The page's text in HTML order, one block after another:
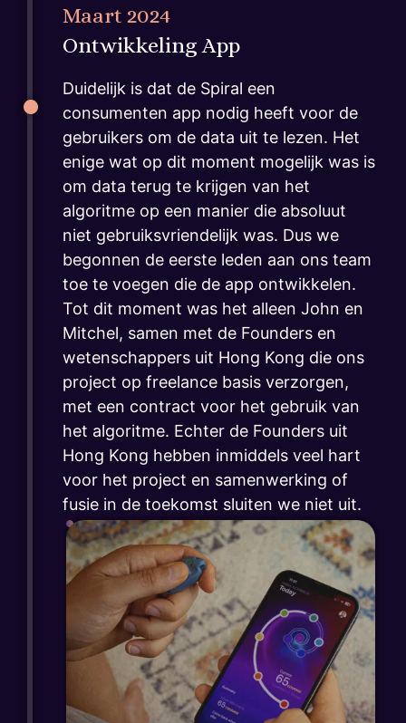
Maart 2024
Ontwikkeling App
Duidelijk is dat de Spiral een
consumenten app nodig heeft voor de
gebruikers om de data uit te lezen. Het
enige wat op dit moment mogelijk was is
om data terug te krijgen van het
algoritme op een manier die absoluut
niet gebruiksvriendelijk was. Dus we
begonnen de eerste leden aan ons team
toe te voegen die de app ontwikkelen.
Tot dit moment was het alleen John en
Mitchel, samen met de Founders en
wetenschappers uit Hong Kong die ons
project op freelance basis verzorgen,
met een contract voor het gebruik van
het algoritme. Echter de Founders uit
Hong Kong hebben inmiddels veel hart
voor het project en samenwerking of
fusie in de toekomst sluiten we niet uit.